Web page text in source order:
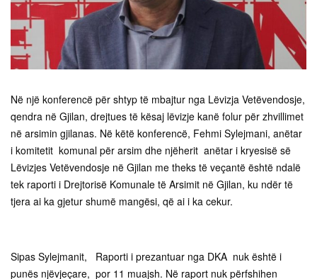
Në një konferencë për shtyp të mbajtur nga Lëvizja Vetëvendosje,
qendra në Gjilan, drejtues të kësaj lëvizje kanë folur për zhvillimet
në arsimin gjilanas. Në këtë konferencë, Fehmi Sylejmani, anëtar
i komitetit komunal për arsim dhe njëherit anëtar i kryesisë së
Lëvizjes Vetëvendosje në Gjilan me theks të veçantë është ndalë
tek raporti i Drejtorisë Komunale të Arsimit në Gjilan, ku ndër të
tjera ai ka gjetur shumë mangësi, që ai i ka cekur.
Sipas Sylejmanit, Raporti i prezantuar nga DKA nuk është i
punës njëvjeçare, por 11 muajsh. Në raport nuk përfshihen